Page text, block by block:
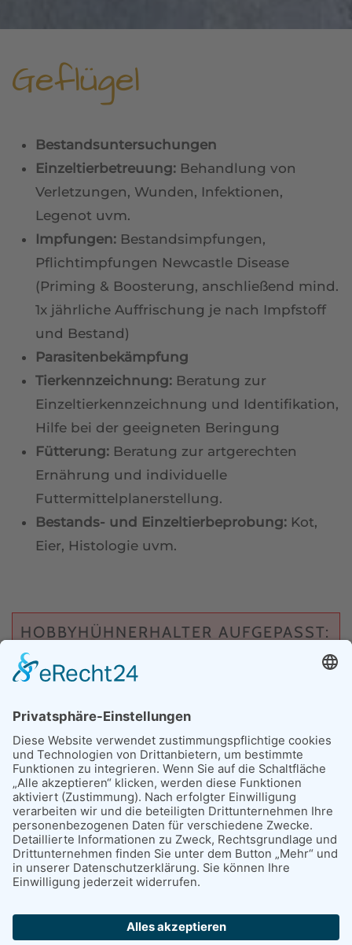
Geflügel
Bestandsuntersuchungen
Einzeltierbetreuung: Behandlung von
Verletzungen, Wunden, Infektionen,
Legenot uvm.
Impfungen: Bestandsimpfungen,
Pflichtimpfungen Newcastle Disease
(Priming & Boosterung, anschließend mind.
1x jährliche Auffrischung je nach Impfstoff
und Bestand)
Parasitenbekämpfung
Tierkennzeichnung: Beratung zur
Einzeltierkennzeichnung und Identifikation,
Hilfe bei der geeigneten Beringung
Fütterung: Beratung zur artgerechten
Ernährung und individuelle
Futtermittelplanerstellung.
Bestands- und Einzeltierbeprobung: Kot,
Eier, Histologie uvm.
HOBBYHÜHNERHALTER AUFGEPASST:
Bitte denken Sie an die
Veterinäramtsowie ggf. an die Meldung bei
der Tierseuchenkasse.
Unbedingt zu beachten ist außerdem die
Impfpflicht Newcastle Disease und eine
Einzeltierkennzeichnung (Beringung),
sollten Sie mehrere Tiere besitzen, die nicht
ohne Kennzeichnung einfach und
differenzieren sind. Anderenfalls ist keine